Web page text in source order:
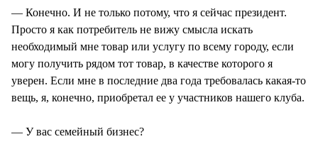
— Конечно. И не только потому, что я сейчас президент.
Просто я как потребитель не вижу смысла искать
необходимый мне товар или услугу по всему городу, если
могу получить рядом тот товар, в качестве которого я
уверен. Если мне в последние два года требовалась какая-то
вещь, я, конечно, приобретал ее у участников нашего клуба.
— У вас семейный бизнес?